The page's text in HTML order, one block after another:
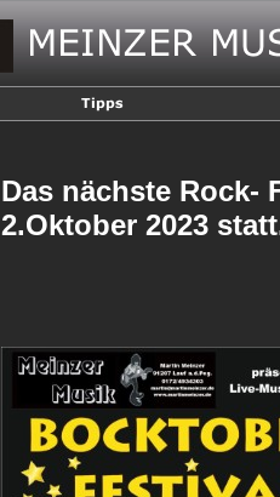
Das nächste Rock-
2.Oktober 2023